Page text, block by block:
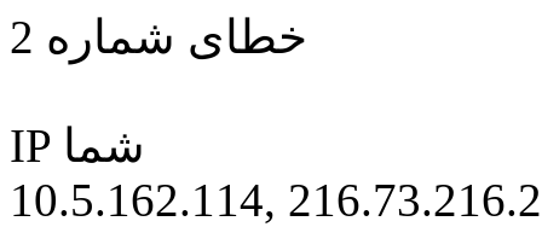
خطای شماره 2
IP شما
10.5.162.114,